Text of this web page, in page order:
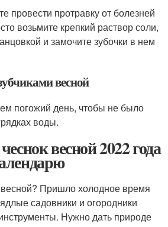
провести протравку от болезней
возьмите крепкий раствор соли,
и замочите зубочки в нем
весной
погожий день, чтобы не было
воды.
весной 2022 года
весной? Пришло холодное время
садовники и огородники
Нужно дать природе